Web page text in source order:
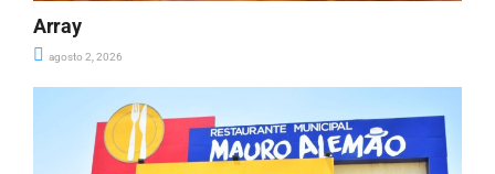
Array
agosto 2, 2026